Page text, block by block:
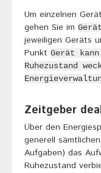
Um einzelnen
gehen Sie im
jeweiligen Geräts
Punkt Gerät kann
Ruhezustand
Zeitgeber
Über den
generell
Aufgaben) das
Ruhezustand